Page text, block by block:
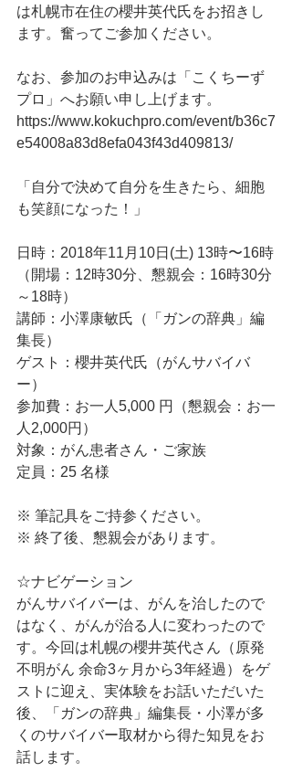
は札幌市在住の櫻井英代氏をお招きし
ます。奮ってご参加ください。
なお、参加のお申込みは「こくちーず
プロ」へお願い申し上げます。
https://www.kokuchpro.com/event/b36c7
e54008a83d8efa043f43d409813/
「自分で決めて自分を生きたら、細胞
も笑顔になった！」
日時：2018年11月10日(土) 13時〜16時
（開場：12時30分、懇親会：16時30分
～18時）
講師：小澤康敏氏（「ガンの辞典」編
集長）
ゲスト：櫻井英代氏（がんサバイバ
ー）
参加費：お一人5,000 円（懇親会：お一
人2,000円）
対象：がん患者さん・ご家族
定員：25 名様
※ 筆記具をご持参ください。
※ 終了後、懇親会があります。
☆ナビゲーション
がんサバイバーは、がんを治したので
はなく、がんが治る人に変わったので
す。今回は札幌の櫻井英代さん（原発
不明がん 余命3ヶ月から3年経過）をゲ
ストに迎え、実体験をお話いただいた
後、「ガンの辞典」編集長・小澤が多
くのサバイバー取材から得た知見をお
話します。